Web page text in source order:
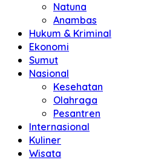
Natuna
Anambas
Hukum & Kriminal
Ekonomi
Sumut
Nasional
Kesehatan
Olahraga
Pesantren
Internasional
Kuliner
Wisata